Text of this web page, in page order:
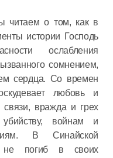
читаем о том, как в
истории Господь
ослабления
сомнением,
сердца. Со времен
любовь и
связи, вражда и грех
войнам и
В Синайской
не погиб в своих